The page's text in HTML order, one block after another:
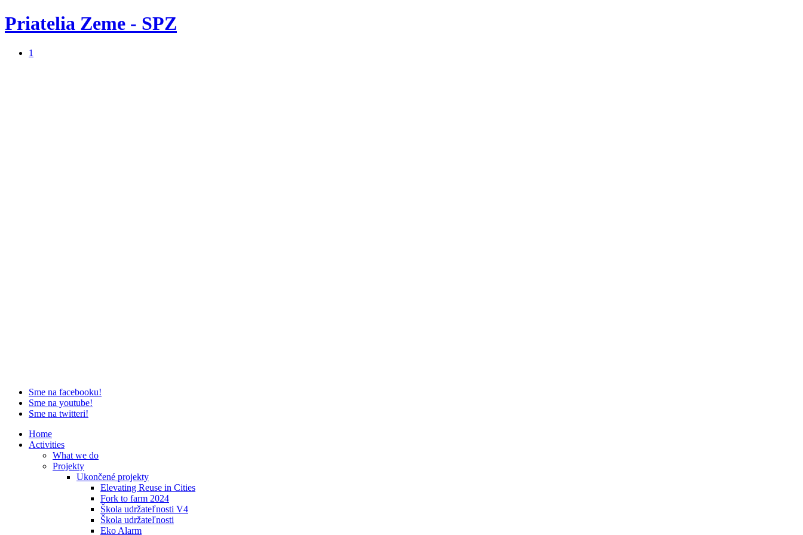
Priatelia Zeme - SPZ
1
Sme na facebooku!
Sme na youtube!
Sme na twitteri!
Home
Activities
What we do
Projekty
Ukončené projekty
Elevating Reuse in Cities
Fork to farm 2024
Škola udržateľnosti V4
Škola udržateľnosti
Eko Alarm